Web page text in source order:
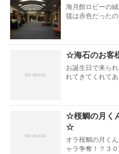
海月館ロビーの
毯は赤色だった
☆海石のお客
お誕生日で来ら
れてきてくれて
☆桜鯛の月く
☆
オラ桜鯛の月く
ャラ争奪！？３